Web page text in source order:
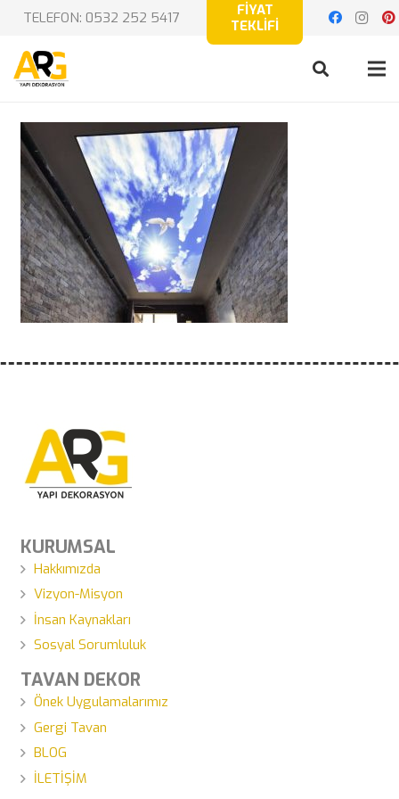
TELEFON: 0532 252 5417
FİYAT
TEKLİFİ
KURUMSAL
Hakkımızda
Vizyon-Misyon
İnsan Kaynakları
Sosyal Sorumluluk
TAVAN DEKOR
Önek Uygulamalarımız
Gergi Tavan
BLOG
İLETİŞİM